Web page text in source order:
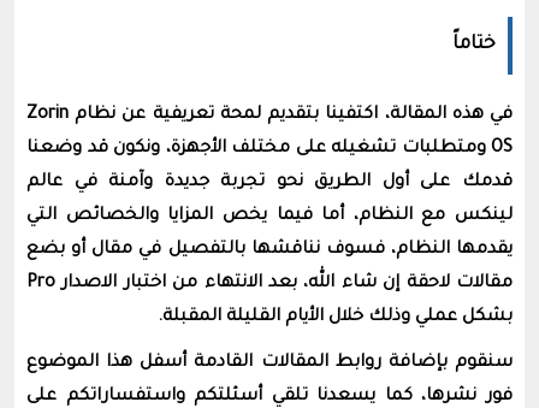
ختاماً
في هذه المقالة، اكتفينا بتقديم لمحة تعريفية عن نظام Zorin
OS ومتطلبات تشغيله على مختلف الأجهزة، ونكون قد وضعنا
قدمك على أول الطريق نحو تجربة جديدة وآمنة في عالم
لينكس مع النظام، أما فيما يخص المزايا والخصائص التي
يقدمها النظام، فسوف نناقشها بالتفصيل في مقال أو بضع
مقالات لاحقة إن شاء الله، بعد الانتهاء من اختبار الاصدار Pro
بشكل عملي وذلك خلال الأيام القليلة المقبلة.
سنقوم بإضافة روابط المقالات القادمة أسفل هذا الموضوع
فور نشرها، كما يسعدنا تلقي أسئلتكم واستفساراتكم على